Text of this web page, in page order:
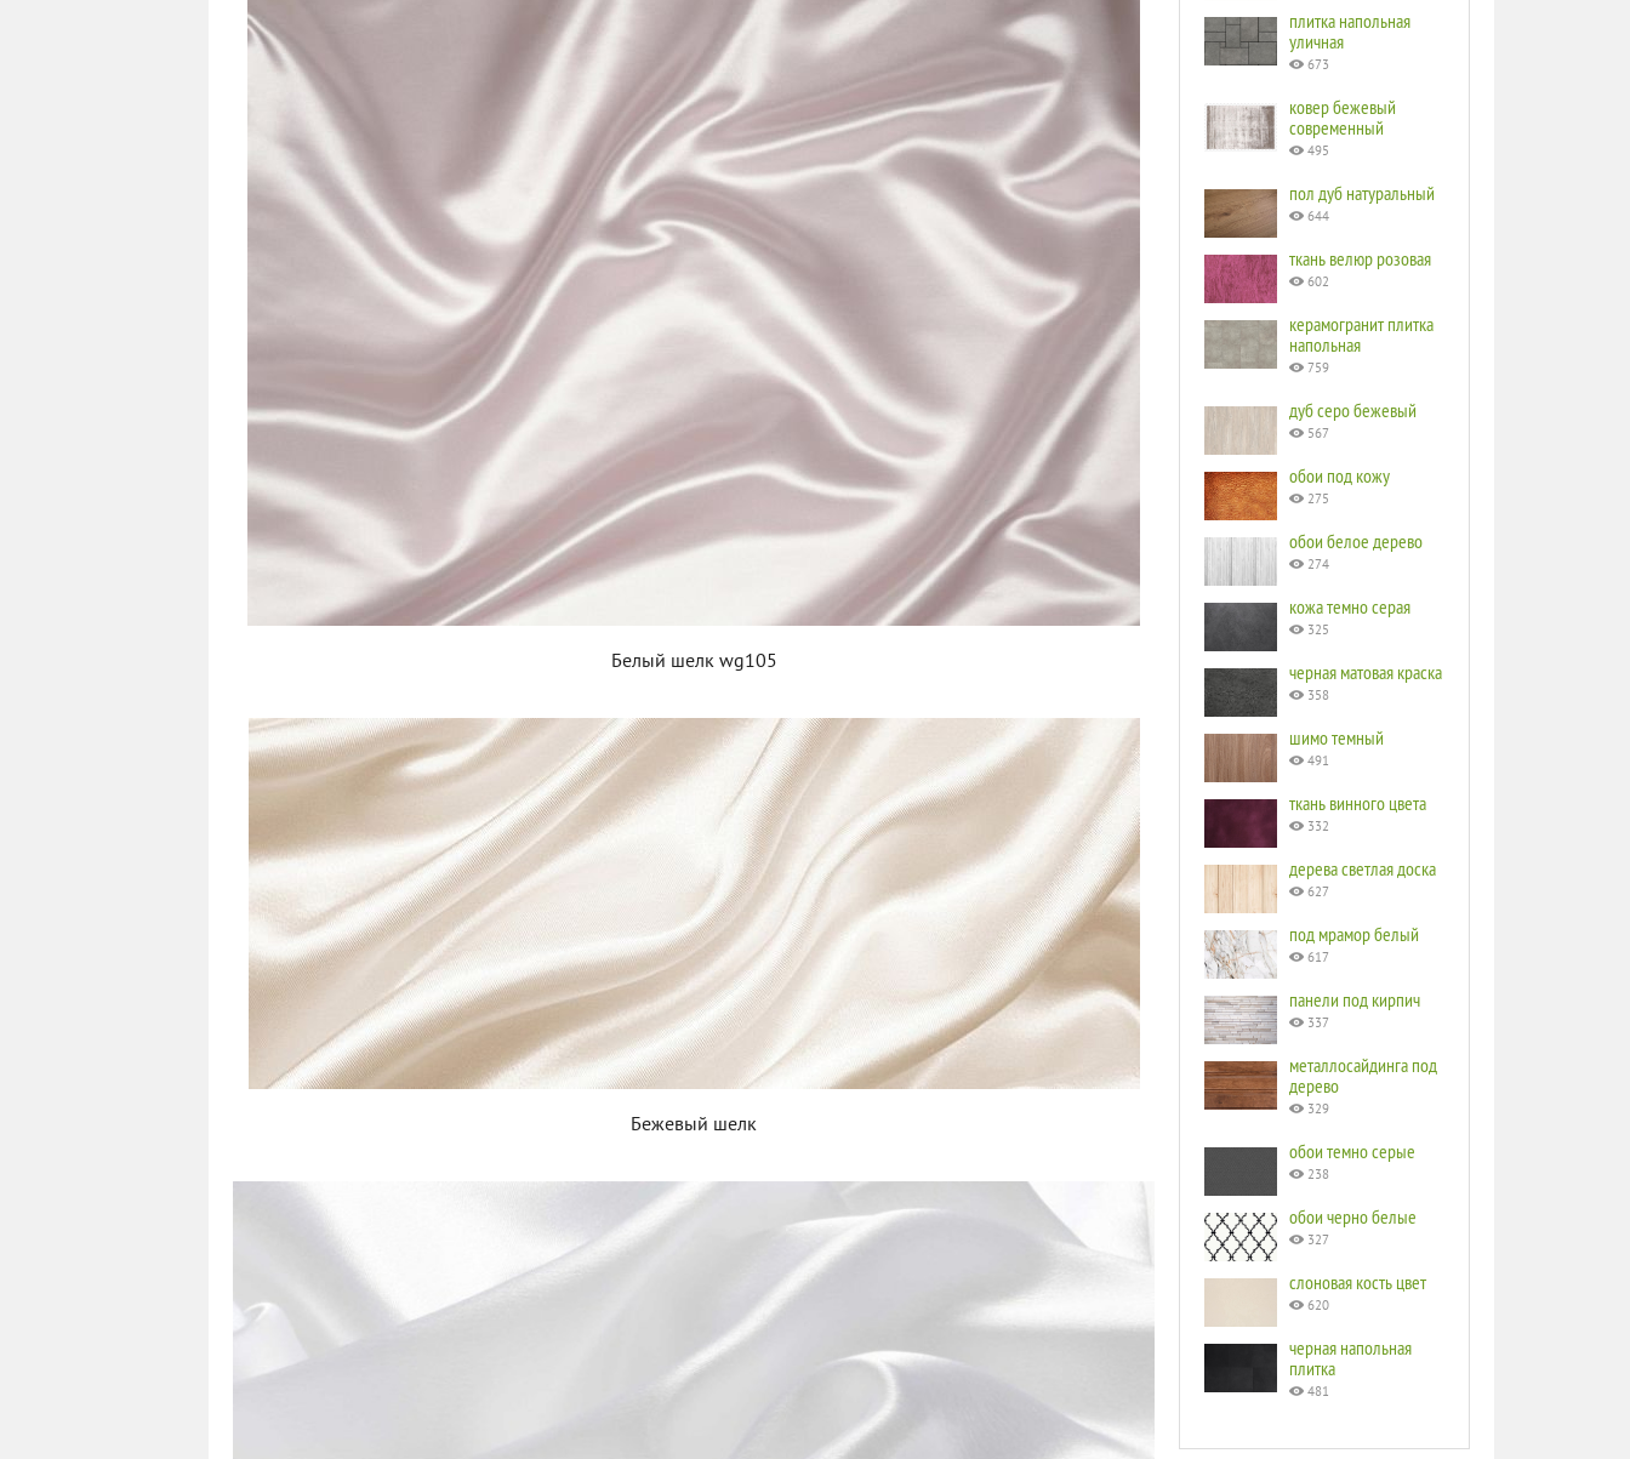
Белый шелк wg105
Бежевый шелк
плитка напольная
уличная
673
ковер бежевый
современный
495
пол дуб натуральный
644
ткань велюр розовая
602
керамогранит плитка
напольная
759
дуб серо бежевый
567
обои под кожу
275
обои белое дерево
274
кожа темно серая
325
черная матовая краска
358
шимо темный
491
ткань винного цвета
332
дерева светлая доска
627
под мрамор белый
617
панели под кирпич
337
металлосайдинга под
дерево
329
обои темно серые
238
обои черно белые
327
слоновая кость цвет
620
черная напольная
плитка
481